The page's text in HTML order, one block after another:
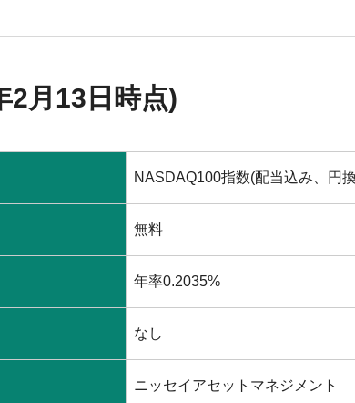
2月13日時点)
NASDAQ100指数(配当込み、円
無料
年率0.2035%
なし
ニッセイアセットマネジメント